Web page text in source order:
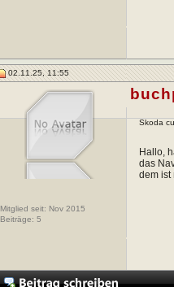
02.11.25, 11:55
Mitglied seit: Nov 2015
Beiträge: 5
Skoda
Hallo,
das
dem ist